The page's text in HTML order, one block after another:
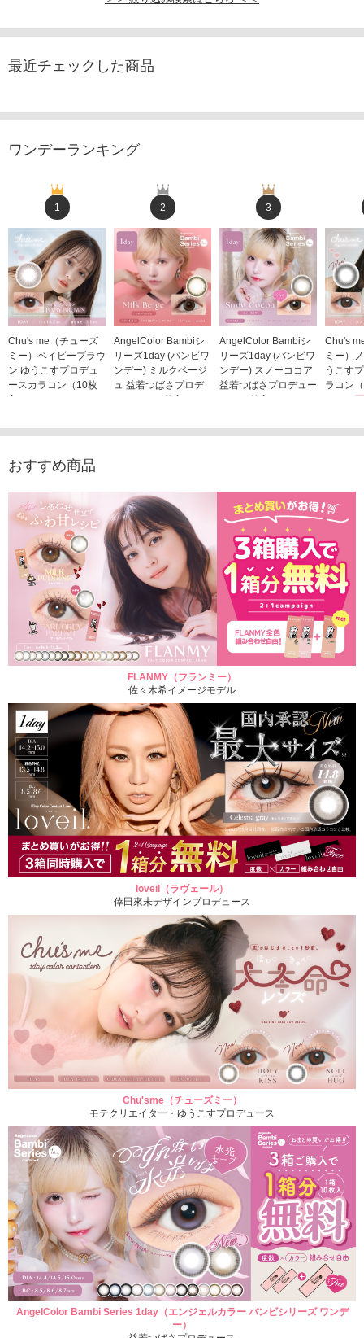
最近チェックした商品
ワンデーランキング
1
Chu's me（チューズ
ミー）ベイビーブラウ
ン ゆうこすプロデュ
ースカラコン（10枚
入り）
2
AngelColor Bambiシ
リーズ1day (バンビワ
ンデー) ミルクベージ
ュ 益若つばさプロデ
ュース（10枚入り）
3
AngelColor Bambiシ
リーズ1day (バンビワ
ンデー) スノーココア
益若つばさプロデュー
ス（10枚入り）
Chu's
ミー）
うこす
ラコン
おすすめ商品
FLANMY（フランミー）
佐々木希イメージモデル
loveil（ラヴェール）
倖田來未デザインプロデュース
Chu'sme（チューズミー）
モテクリエイター・ゆうこすプロデュース
AngelColor Bambi Series 1day（エンジェルカラー バンビシリーズ ワンデ
ー）